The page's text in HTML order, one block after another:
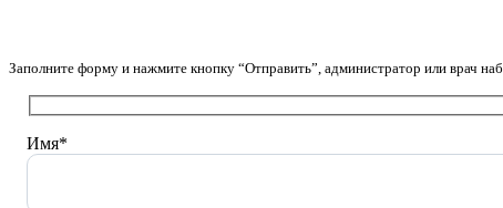
Заполните форму и нажмите кнопку “Отправить”, администратор или врач
Имя*